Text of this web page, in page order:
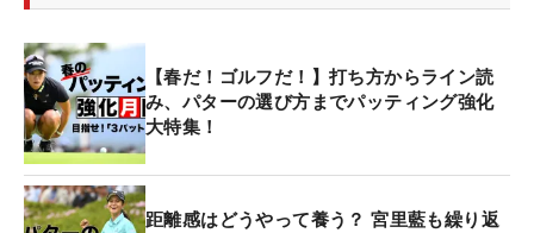
【春だ！ゴルフだ！】打ち方からライン読
み、パターの選び方までパッティング強化
大特集！
距離感はどうやって養う？ 宮里藍も繰り返